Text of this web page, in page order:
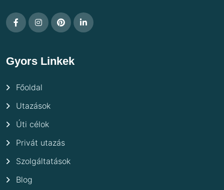
Gyors Linkek
Főoldal
Utazások
Úti célok
Privát utazás
Szolgáltatások
Blog